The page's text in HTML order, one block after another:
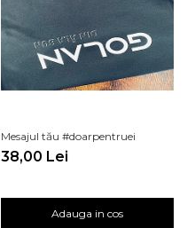
Mesajul tău #doarpentruei
38,00 Lei
Adauga in cos